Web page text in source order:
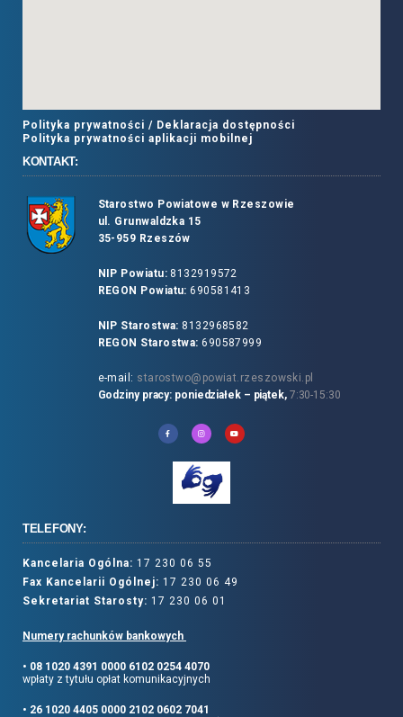
Polityka prywatności / Deklaracja dostępności
Polityka prywatności aplikacji mobilnej
KONTAKT:
Starostwo Powiatowe w Rzeszowie
ul. Grunwaldzka 15
35-959 Rzeszów
NIP Powiatu:8132919572
REGON Powiatu: 690581413
NIP Starostwa: 8132968582
REGON Starostwa: 690587999
e-mail: starostwo@powiat.rzeszowski.pl
Godziny pracy: poniedziałek – piątek, 7:30-15:30
TELEFONY:
Kancelaria Ogólna: 17 230 06 55
Fax Kancelarii Ogólnej: 17 230 06 49
Sekretariat Starosty: 17 230 06 01
Numery rachunków bankowych
• 08 1020 4391 0000 6102 0254 4070
wpłaty z tytułu opłat komunikacyjnych
• 26 1020 4405 0000 2102 0602 7041